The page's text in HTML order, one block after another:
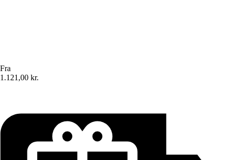
Fra
1.121,00 kr.